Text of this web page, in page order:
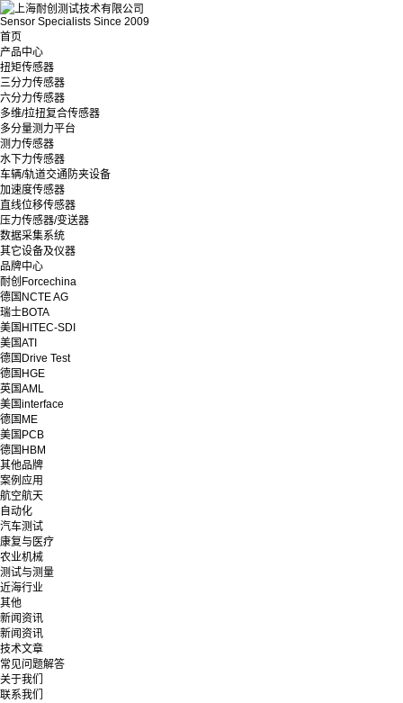
Sensor Specialists Since 2009
首页
产品中心
扭矩传感器
三分力传感器
六分力传感器
多维/拉扭复合传感器
多分量测力平台
测力传感器
水下力传感器
车辆/轨道交通防夹设备
加速度传感器
直线位移传感器
压力传感器/变送器
数据采集系统
其它设备及仪器
品牌中心
耐创Forcechina
德国NCTE AG
瑞士BOTA
美国HITEC-SDI
美国ATI
德国Drive Test
德国HGE
英国AML
美国interface
德国ME
美国PCB
德国HBM
其他品牌
案例应用
航空航天
自动化
汽车测试
康复与医疗
农业机械
测试与测量
近海行业
其他
新闻资讯
新闻资讯
技术文章
常见问题解答
关于我们
联系我们